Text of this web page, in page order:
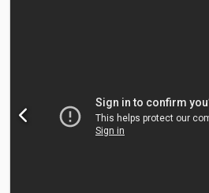
Finanzierung zu günstigen Konditionen
machbar. Gerne kaufen wir auch
ohne dass Sie ein Fahrzeug bei uns